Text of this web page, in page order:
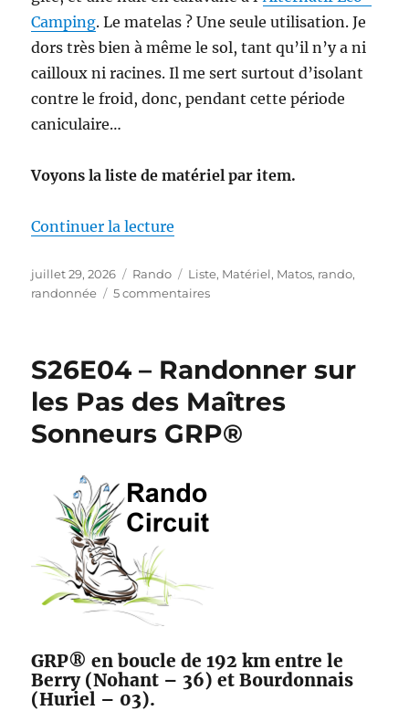
Camping. Le matelas ? Une seule utilisation. Je
dors très bien à même le sol, tant qu’il n’y a ni
cailloux ni racines. Il me sert surtout d’isolant
contre le froid, donc, pendant cette période
caniculaire…
Voyons la liste de matériel par item.
Continuer la lecture
Publié
le
juillet 29, 2026 Catégories
Rando Étiquettes
Liste, Matériel, Matos, rando,
randonnée
5 commentairessur
la
:
sur
les
S26E04 – Randonner sur
les Pas des Maîtres
Sonneurs GRP®
GRP® en boucle de 192 km entre le
Berry (Nohant – 36) et Bourdonnais
(Huriel – 03).